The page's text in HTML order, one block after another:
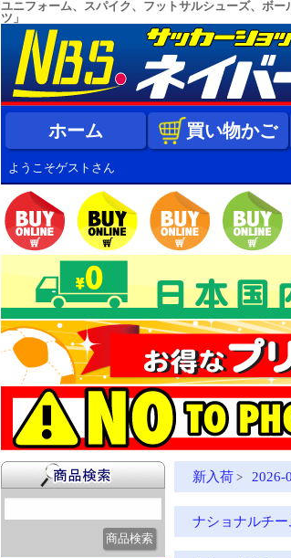
ユニフォーム、スパイク、フットサルシューズ、ボ
ツ」
ホーム 買い物かご
ようこそゲストさん
新入荷 > 2026-
ナショナルチー